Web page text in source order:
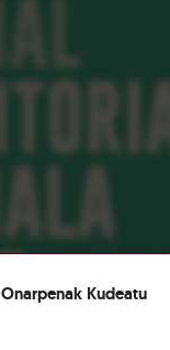
Onarpenak Kudeatu